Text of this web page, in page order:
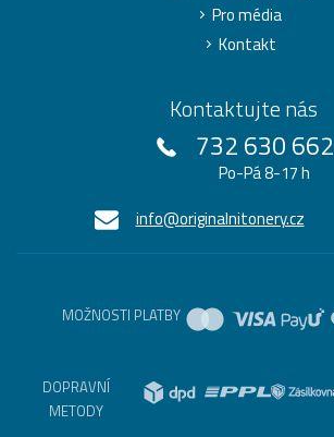
Pro média
Kontakt
Kontaktujte nás
732 630 662
Po-Pá 8-17 h
info@originalnitonery.cz
MOŽNOSTI PLATBY
DOPRAVNÍ
METODY